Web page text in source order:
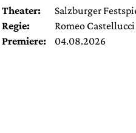
Theater:
Salzburger
Regie:
Romeo Castellucci
Premiere:
04.08.2026